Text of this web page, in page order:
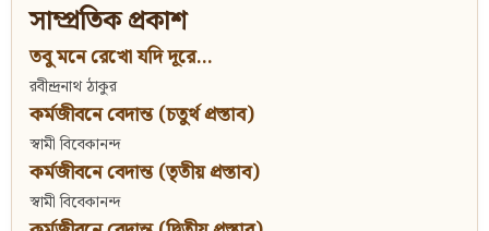
সাম্প্রতিক প্রকাশ
তবু মনে রেখো যদি দূরে...
রবীন্দ্রনাথ ঠাকুর
কর্মজীবনে বেদান্ত (চতুর্থ প্রস্তাব)
স্বামী বিবেকানন্দ
কর্মজীবনে বেদান্ত (তৃতীয় প্রস্তাব)
স্বামী বিবেকানন্দ